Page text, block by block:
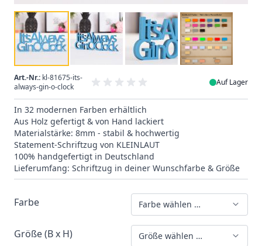
Art.-Nr.: kl-81675-its-
always-gin-o-clock
Auf Lager
In 32 modernen Farben erhältlich
Aus Holz gefertigt & von Hand lackiert
Materialstärke: 8mm - stabil & hochwertig
Statement-Schriftzug von KLEINLAUT
100% handgefertigt in Deutschland
Lieferumfang: Schriftzug in deiner Wunschfarbe & Größe
Farbe Farbe wählen …
Größe (B x H) Größe wählen …